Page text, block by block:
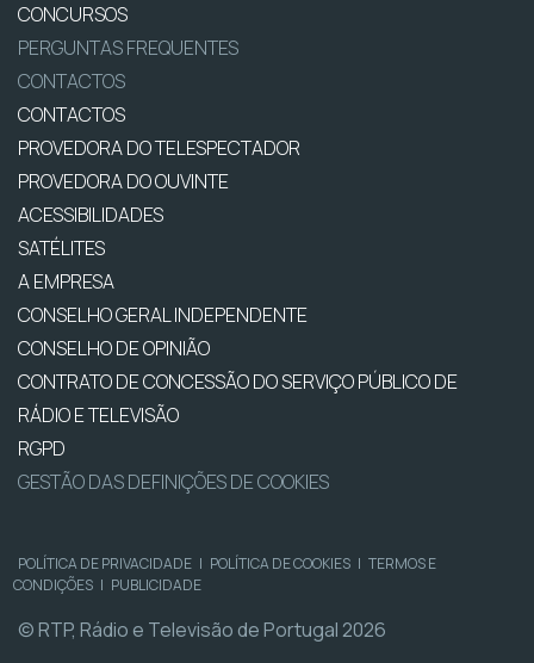
CONCURSOS
PERGUNTAS FREQUENTES
CONTACTOS
CONTACTOS
PROVEDORA DO TELESPECTADOR
PROVEDORA DO OUVINTE
ACESSIBILIDADES
SATÉLITES
A EMPRESA
CONSELHO GERAL INDEPENDENTE
CONSELHO DE OPINIÃO
CONTRATO DE CONCESSÃO DO SERVIÇO PÚBLICO DE
RÁDIO E TELEVISÃO
RGPD
GESTÃO DAS DEFINIÇÕES DE COOKIES
POLÍTICA DE PRIVACIDADE | POLÍTICA DE COOKIES | TERMOS E
CONDIÇÕES | PUBLICIDADE
© RTP, Rádio e Televisão de Portugal 2026